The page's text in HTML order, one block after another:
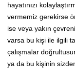
hayatınızı
vermemiz gerekirse
ise veya yakın
varsa bu kişi ile ilgili
çalışmalar
ya da bu kişinin